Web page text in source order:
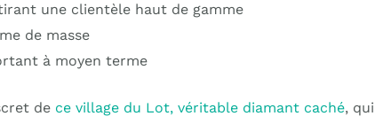
une clientèle haut de gamme
de masse
à moyen terme
de ce village du Lot, véritable diamant caché, qui